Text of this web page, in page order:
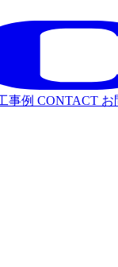
事例 CONTACT お